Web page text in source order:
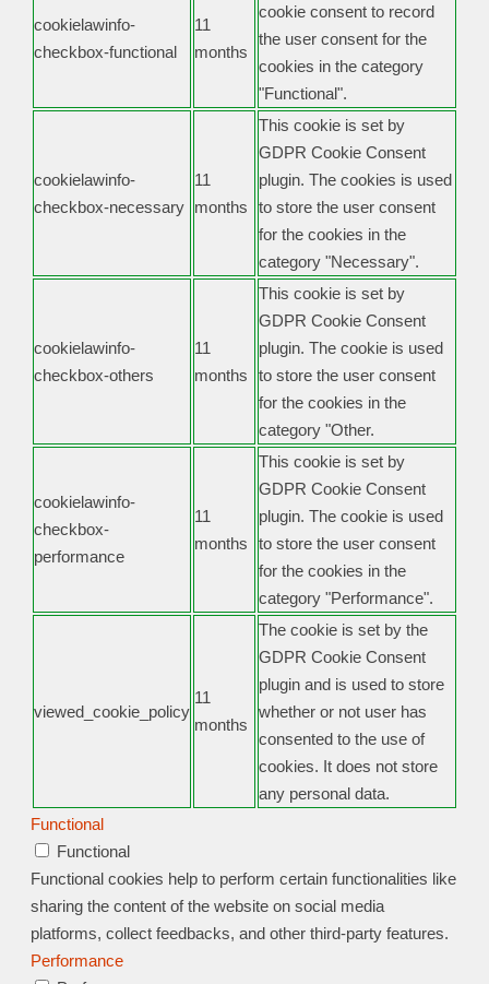
cookielawinfo-
checkbox-functional
11
months
cookie consent to record
the user consent for the
cookies in the category
"Functional".
cookielawinfo-
checkbox-necessary
11
months
This cookie is set by
GDPR Cookie Consent
plugin. The cookies is used
to store the user consent
for the cookies in the
category "Necessary".
cookielawinfo-
checkbox-others
11
months
This cookie is set by
GDPR Cookie Consent
plugin. The cookie is used
to store the user consent
for the cookies in the
category "Other.
cookielawinfo-
checkbox-
performance
11
months
This cookie is set by
GDPR Cookie Consent
plugin. The cookie is used
to store the user consent
for the cookies in the
category "Performance".
viewed_cookie_policy
11
months
The cookie is set by the
GDPR Cookie Consent
plugin and is used to store
whether or not user has
consented to the use of
cookies. It does not store
any personal data.
Functional
Functional
Functional cookies help to perform certain functionalities like
sharing the content of the website on social media
platforms, collect feedbacks, and other third-party features.
Performance